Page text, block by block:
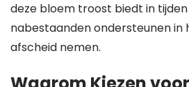
deze bloem troost biedt in tijden
nabestaanden ondersteunen in
afscheid nemen.